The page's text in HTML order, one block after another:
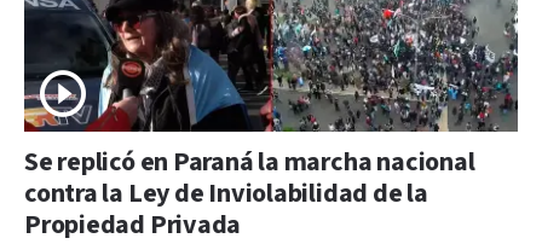
Se replicó en Paraná la marcha nacional
contra la Ley de Inviolabilidad de la
Propiedad Privada